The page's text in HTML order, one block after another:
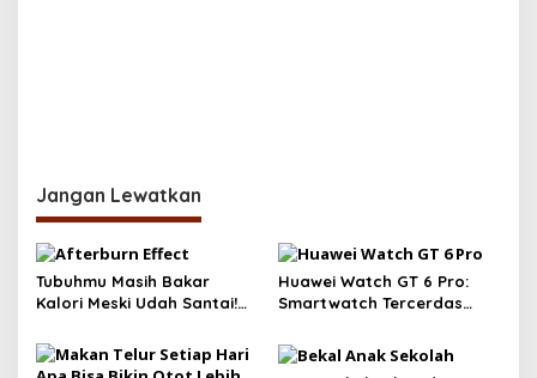
Jangan Lewatkan
Tubuhmu Masih Bakar
Kalori Meski Udah Santai!
Afterburn Effect
Huawei Watch GT 6 Pro:
Smartwatch Tercerdas
Desain Titanium